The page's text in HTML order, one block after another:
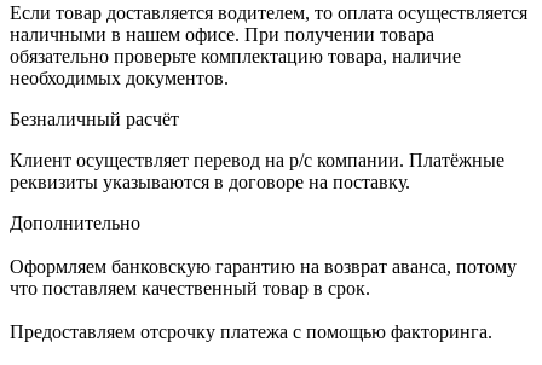
Если товар доставляется водителем, то оплата осуществляется
наличными в нашем офисе. При получении товара
обязательно проверьте комплектацию товара, наличие
необходимых документов.
Безналичный расчёт
Клиент осуществляет перевод на р/с компании. Платёжные
реквизиты указываются в договоре на поставку.
Дополнительно
Оформляем банковскую гарантию на возврат аванса, потому
что поставляем качественный товар в срок.
Предоставляем отсрочку платежа с помощью факторинга.